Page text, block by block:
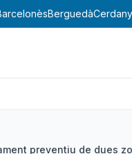
Berguedà
preventiu de dues